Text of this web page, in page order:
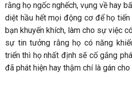
rằng họ ngốc nghếch, vụng về hay
diệt hầu hết mọi động cơ để họ
bạn khuyến khích, làm cho sự việc
sự tin tưởng rằng họ có năng
triển thì họ nhất định sẽ cố gắng
đã phát hiện hay thậm chí là gán cho